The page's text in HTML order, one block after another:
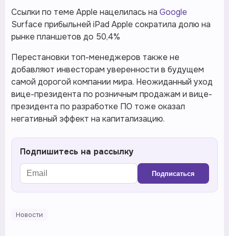
Ссылки по теме Apple нацелилась на Google
Surface прибыльней iPad Apple сократила долю на
рынке планшетов до 50,4%
Перестановки топ-менеджеров также не
добавляют инвесторам уверенности в будущем
самой дорогой компании мира. Неожиданный уход
вице-президента по розничным продажам и вице-
президента по разработке ПО тоже оказал
негативный эффект на капитализацию.
Подпишитесь на рассылку
Подписаться
Новости